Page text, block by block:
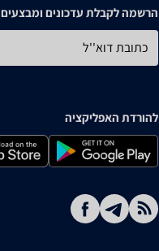
הרשמה לקבלת עדכונים ומבצעים
כתובת דוא''ל
להורדת האפליקציה